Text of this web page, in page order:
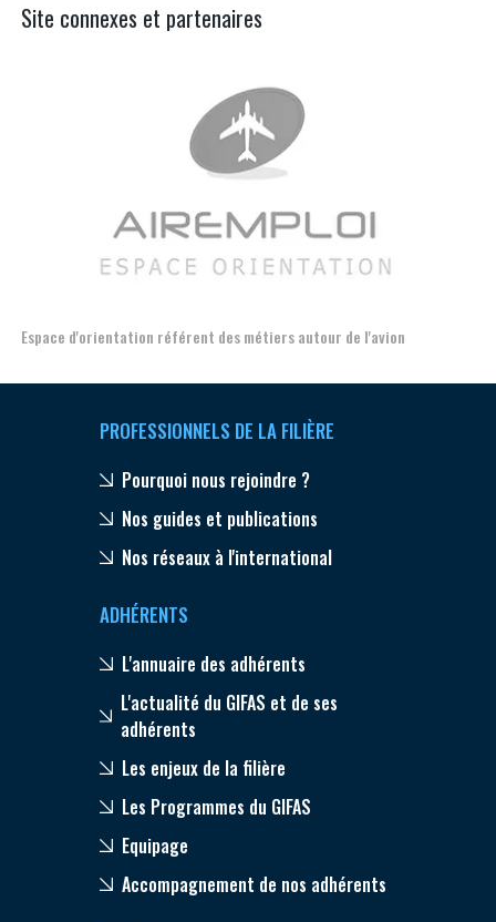
Site connexes et partenaires
Espace d'orientation référent des métiers autour de l'avion
PROFESSIONNELS DE LA FILIÈRE
Pourquoi nous rejoindre ?
Nos guides et publications
Nos réseaux à l'international
ADHÉRENTS
L'annuaire des adhérents
L'actualité du GIFAS et de ses
adhérents
Les enjeux de la filière
Les Programmes du GIFAS
Equipage
Accompagnement de nos adhérents